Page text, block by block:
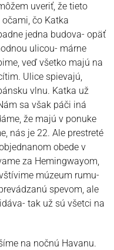
uveriť, že tieto
čo Katka
jedna budova- opäť
ulicou- márne
veď všetko majú na
Ulice spievajú,
vlnu. Katka už
sa však páči iná
že majú v ponuke
nás je 22. Ale prestreté
obede v
za Hemingwayom,
múzeum rumu-
spevom, ale
tak už sú všetci na
na nočnú Havanu.